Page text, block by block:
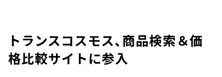
トランスコスモス、商品検索＆価
格比較サイトに参入